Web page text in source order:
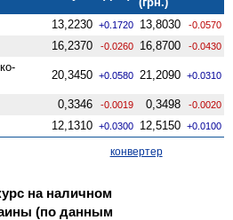
13,2230 +0.1720 13,8030 -0.0570
16,2370 -0.0260 16,8700 -0.0430
20,3450 +0.0580 21,2090 +0.0310
0,3346 -0.0019 0,3498 -0.0020
12,1310 +0.0300 12,5150 +0.0100
конвертер
на наличном
(по данным